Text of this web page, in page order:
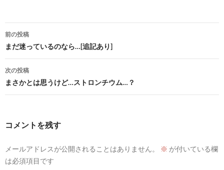
投
稿
ナ
ビ
ョ
前の投稿
まだ迷っているのなら…[追記あり]
次の投稿
まさかとは思うけど…ストロンチウム…？
コメントを残す
メールアドレスが公開されることはありません。 ※ が付いている欄
は必須項目です